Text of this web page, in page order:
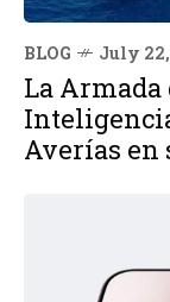
BLOG July
La Armada
Averías en